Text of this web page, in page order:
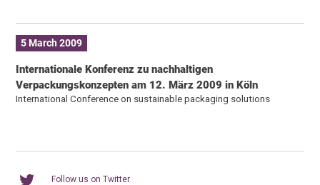
5 March 2009
Internationale Konferenz zu nachhaltigen
Verpackungskonzepten am 12. März 2009 in Köln
International Conference on sustainable packaging solutions
Follow us on Twitter